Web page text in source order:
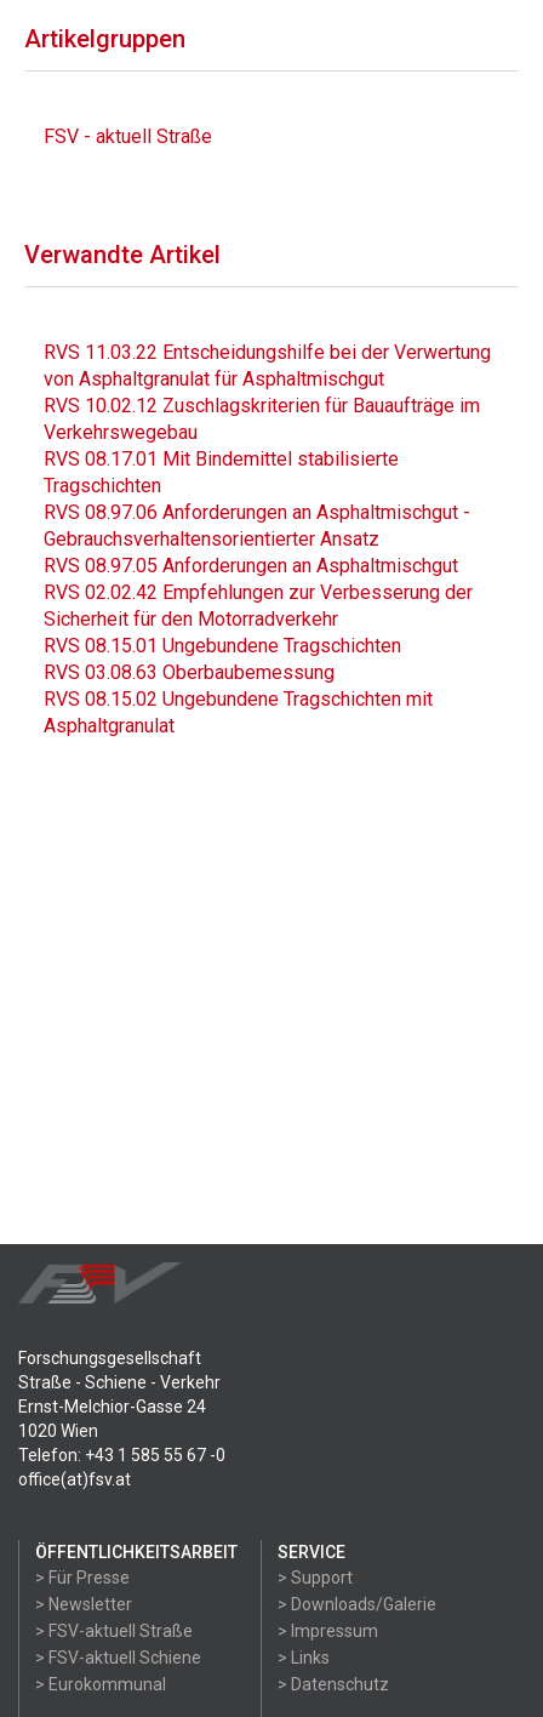
Artikelgruppen
FSV - aktuell Straße
Verwandte Artikel
RVS 11.03.22 Entscheidungshilfe bei der Verwertung
von Asphaltgranulat für Asphaltmischgut
RVS 10.02.12 Zuschlagskriterien für Bauaufträge im
Verkehrswegebau
RVS 08.17.01 Mit Bindemittel stabilisierte
Tragschichten
RVS 08.97.06 Anforderungen an Asphaltmischgut -
Gebrauchsverhaltensorientierter Ansatz
RVS 08.97.05 Anforderungen an Asphaltmischgut
RVS 02.02.42 Empfehlungen zur Verbesserung der
Sicherheit für den Motorradverkehr
RVS 08.15.01 Ungebundene Tragschichten
RVS 03.08.63 Oberbaubemessung
RVS 08.15.02 Ungebundene Tragschichten mit
Asphaltgranulat
Forschungsgesellschaft
Straße - Schiene - Verkehr
Ernst-Melchior-Gasse 24
1020 Wien
Telefon: +43 1 585 55 67 -0
office(at)fsv.at
ÖFFENTLICHKEITSARBEIT
> Für Presse
> Newsletter
> FSV-aktuell Straße
> FSV-aktuell Schiene
> Eurokommunal
SERVICE
> Support
> Downloads/Galerie
> Impressum
> Links
> Datenschutz